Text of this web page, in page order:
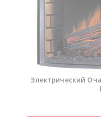
Электрический